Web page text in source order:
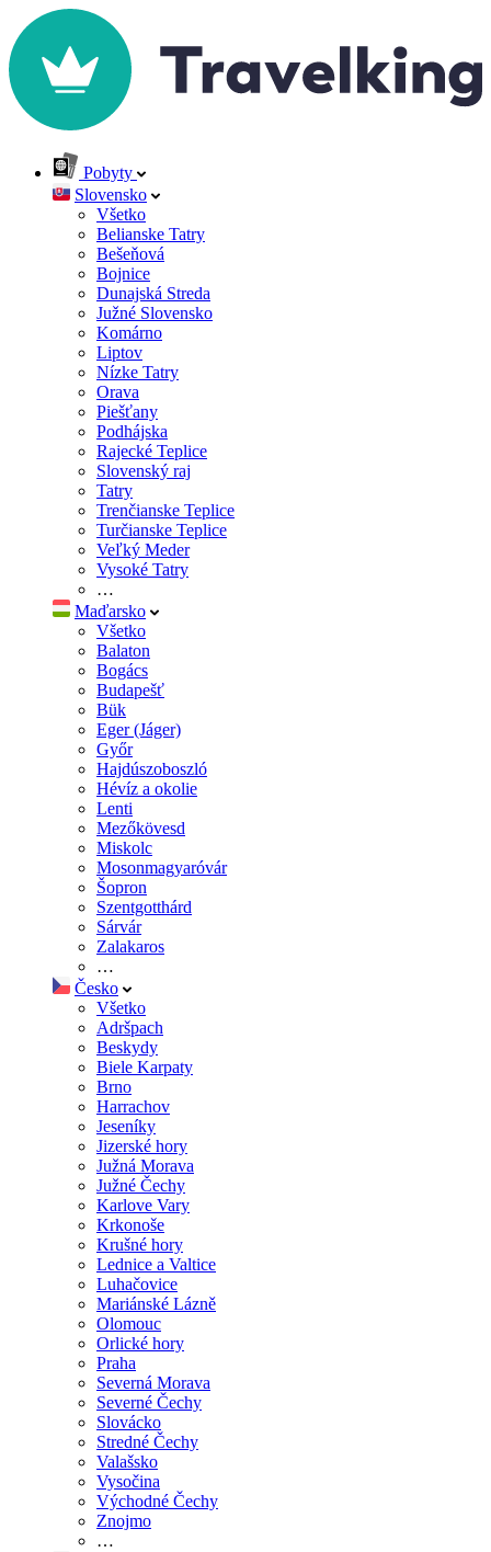
Pobyty
Slovensko
Všetko
Belianske Tatry
Bešeňová
Bojnice
Dunajská Streda
Južné Slovensko
Komárno
Liptov
Nízke Tatry
Orava
Piešťany
Podhájska
Rajecké Teplice
Slovenský raj
Tatry
Trenčianske Teplice
Turčianske Teplice
Veľký Meder
Vysoké Tatry
…
Maďarsko
Všetko
Balaton
Bogács
Budapešť
Bük
Eger (Jáger)
Győr
Hajdúszoboszló
Hévíz a okolie
Lenti
Mezőkövesd
Miskolc
Mosonmagyaróvár
Šopron
Szentgotthárd
Sárvár
Zalakaros
…
Česko
Všetko
Adršpach
Beskydy
Biele Karpaty
Brno
Harrachov
Jeseníky
Jizerské hory
Južná Morava
Južné Čechy
Karlove Vary
Krkonoše
Krušné hory
Lednice a Valtice
Luhačovice
Mariánské Lázně
Olomouc
Orlické hory
Praha
Severná Morava
Severné Čechy
Slovácko
Stredné Čechy
Valašsko
Vysočina
Východné Čechy
Znojmo
…